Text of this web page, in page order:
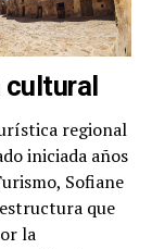
cultural
regional
iniciada años
Sofiane
que
la